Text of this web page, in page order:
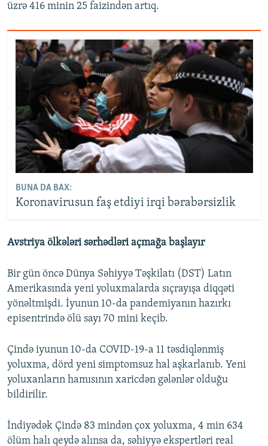
üzrə 416 minin 25 faizindən artıq.
BUNA DA BAX:
Koronavirusun faş etdiyi irqi bərabərsizlik
Avstriya ölkələri sərhədləri açmağa başlayır
Bir gün öncə Dünya Səhiyyə Təşkilatı (DST) Latın
Amerikasında yeni yoluxmalarda sıçrayışa diqqəti
yönəltmişdi. İyunun 10-da pandemiyanın hazırkı
episentrində ölü sayı 70 mini keçib.
Çində iyunun 10-da COVID-19-a 11 təsdiqlənmiş
yoluxma, dörd yeni simptomsuz hal aşkarlanıb. Yeni
yoluxanların hamısının xaricdən gələnlər olduğu
bildirilir.
İndiyədək Çində 83 mindən çox yoluxma, 4 min 634
ölüm halı qeydə alınsa da, səhiyyə ekspertləri real